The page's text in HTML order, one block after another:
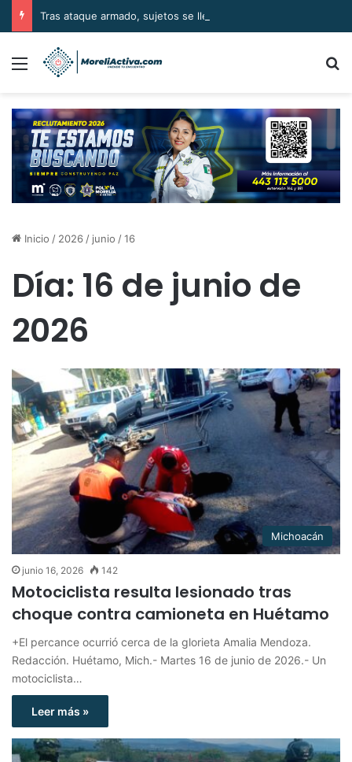
Menú
Inicio / 2026 / junio /16
Día: 16 de junio de
2026
Michoacán
junio 16, 2026 142
Motociclista resulta lesionado tras
choque contra camioneta en Huétamo
+El percance ocurrió cerca de la glorieta Amalia Mendoza.
Redacción. Huétamo, Mich.- Martes 16 de junio de 2026.- Un
motociclista…
Leer más »